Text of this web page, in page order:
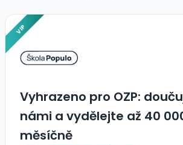
VIP
Vyhrazeno pro OZP:
námi a vydělejte až 40
měsíčně